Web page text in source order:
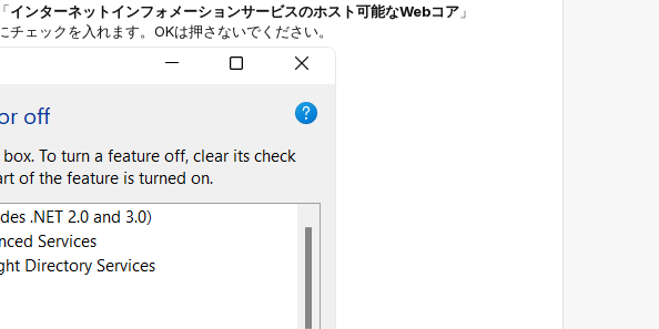
インターネットインフォメーションサービスのホスト可能なWebコア 」
ェックを入れます。OKは押さないでください。